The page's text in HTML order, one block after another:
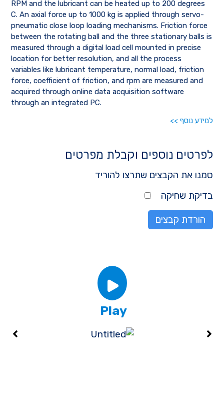
RPM and the lubricant can be heated up to 200 degrees
C. An axial force up to 1000 kg is applied through servo-
pneumatic close loop loading mechanisms. Friction force
between the rotating ball and the three stationary balls is
measured through a digital load cell mounted in precise
location for better resolution, and all the process
variables like lubricant temperature, normal load, friction
force, coefficient of friction, and rpm are measured and
acquired through online data acquisition software
through an integrated PC.
למידע נוסף >>
לפרטים נוספים וקבלת מפרטים
סמנו את הקבצים שתרצו להוריד
בדיקת שחיקה
הורדת קבצים
Play